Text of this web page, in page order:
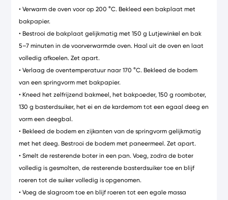
• Verwarm de oven voor op 200 °C. Bekleed een bakplaat met
bakpapier.
• Bestrooi de bakplaat gelijkmatig met 150 g Lutjewinkel en bak
5–7 minuten in de voorverwarmde oven. Haal uit de oven en laat
volledig afkoelen. Zet apart.
• Verlaag de oventemperatuur naar 170 °C. Bekleed de bodem
van een springvorm met bakpapier.
• Kneed het zelfrijzend bakmeel, het bakpoeder, 150 g roomboter,
130 g basterdsuiker, het ei en de kardemom tot een egaal deeg en
vorm een deegbal.
• Bekleed de bodem en zijkanten van de springvorm gelijkmatig
met het deeg. Bestrooi de bodem met paneermeel. Zet apart.
• Smelt de resterende boter in een pan. Voeg, zodra de boter
volledig is gesmolten, de resterende basterdsuiker toe en blijf
roeren tot de suiker volledig is opgenomen.
• Voeg de slagroom toe en blijf roeren tot een egale massa